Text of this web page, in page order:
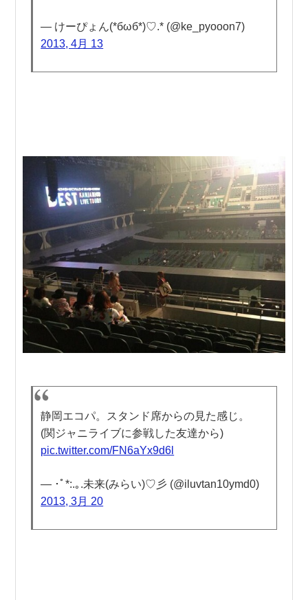
— けーぴょん(*бωб*)♡.* (@ke_pyooon7)
2013, 4月 13
静岡エコパ。スタンド席からの見た感じ。
(関ジャニライブに参戦した友達から)
pic.twitter.com/FN6aYx9d6l
— ･ﾟ*:.｡.未来(みらい)♡彡 (@iluvtan10ymd0)
2013, 3月 20